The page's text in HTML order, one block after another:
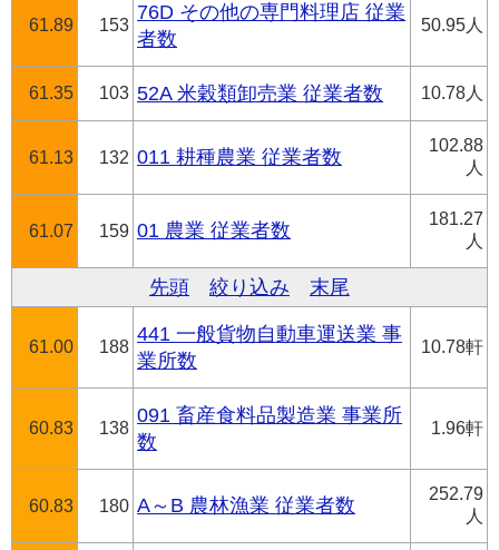
61.89 153
76D その他の専門料理店 従業
者数
50.95人
61.35 103 52A 米穀類卸売業 従業者数 10.78人
61.13 132 011 耕種農業 従業者数
102.88
人
61.07 159 01 農業 従業者数
181.27
人
先頭 絞り込み 末尾
61.00 188
441 一般貨物自動車運送業 事
業所数
10.78軒
60.83 138
091 畜産食料品製造業 事業所
数
1.96軒
60.83 180 A～B 農林漁業 従業者数
252.79
人